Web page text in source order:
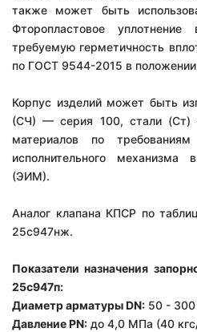
также может быть
Фторопластовое уплотнение
требуемую герметичность
по ГОСТ 9544-2015 в
Корпус изделий может быть
(СЧ) — серия 100, стали (Ст)
материалов по
исполнительного механизма
(ЭИМ).
Аналог клапана КПСР по
25с947нж.
Показатели назначения
25с947п:
Диаметр арматуры DN: 50 - 300
Давление PN: до 4,0 МПа (40